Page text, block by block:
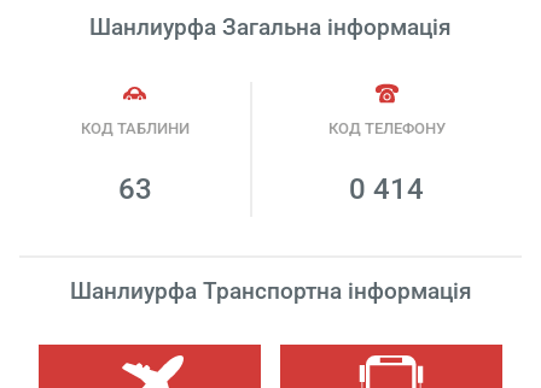
Шанлиурфа Загальна інформація
КОД ТАБЛИНИ
63
КОД ТЕЛЕФОНУ
0 414
Шанлиурфа Транспортна інформація